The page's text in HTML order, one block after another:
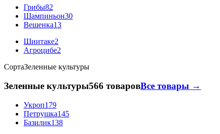
Грибы82
Шампиньон30
Вешенка13
Шиитаке2
Агроцибе2
СортаЗеленные культуры
Зеленные культуры566 товаровВсе товары →
Укроп179
Петрушка145
Базилик138